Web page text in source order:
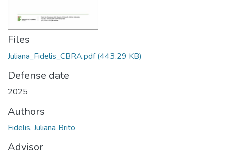
Files
Juliana_Fidelis_CBRA.pdf(443.29 KB)
Defense date
2025
Authors
Fidelis, Juliana Brito
Advisor